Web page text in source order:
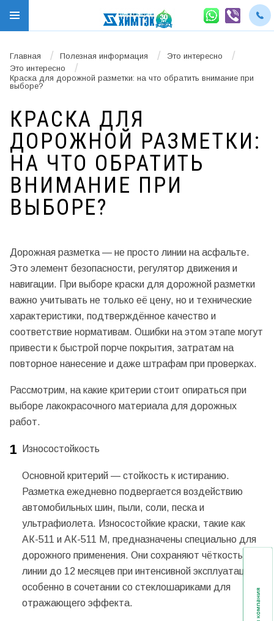
Главная / Полезная информация / Это интересно /
Это интересно /
Краска для дорожной разметки: на что обратить внимание при
выборе?
КРАСКА ДЛЯ
ДОРОЖНОЙ РАЗМЕТКИ:
НА ЧТО ОБРАТИТЬ
ВНИМАНИЕ ПРИ
ВЫБОРЕ?
Дорожная разметка — не просто линии на асфальте.
Это элемент безопасности, регулятор движения и
навигации. При выборе краски для дорожной разметки
важно учитывать не только её цену, но и технические
характеристики, подтверждённое качество и
соответствие нормативам. Ошибки на этом этапе могут
привести к быстрой порче покрытия, затратам на
повторное нанесение и даже штрафам при проверках.
Рассмотрим, на какие критерии стоит опираться при
выборе лакокрасочного материала для дорожных
работ.
Износостойкость
Основной критерий — стойкость к истиранию.
Разметка ежедневно подвергается воздействию
автомобильных шин, пыли, соли, песка и
ультрафиолета. Износостойкие краски, такие как
АК-511 и АК-511 М, предназначены специально для
дорожного применения. Они сохраняют чёткость
линии до 12 месяцев при интенсивной эксплуатации,
особенно в сочетании со стеклошариками для
отражающего эффекта.